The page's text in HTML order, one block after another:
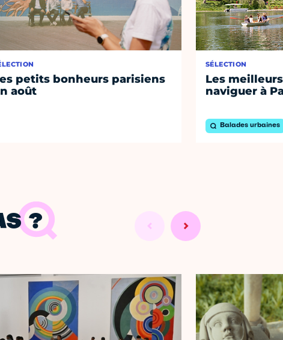
petits bonheurs parisiens
août
SÉLECTION
Les
naviguer à
Balades urbaines
?